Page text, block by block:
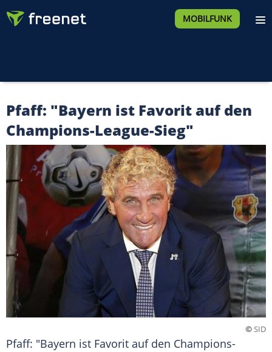
MOBILFUNK
Pfaff: "Bayern ist Favorit auf den
Champions-League-Sieg"
©SID
Pfaff: "Bayern ist Favorit auf den Champions-